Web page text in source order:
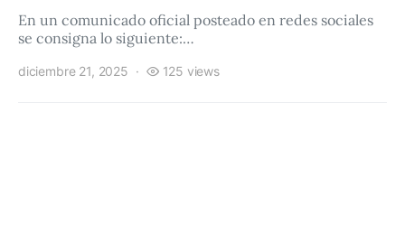
En un comunicado oficial posteado en redes sociales
se consigna lo siguiente:…
diciembre 21, 2025 125 views